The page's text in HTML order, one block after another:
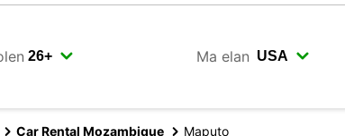
Ma elan
Car Rental Mozambique Maputo